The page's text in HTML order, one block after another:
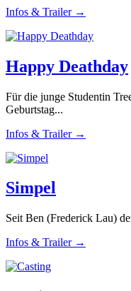
Infos & Trailer →
Happy Deathday
Für die junge Studentin
Geburtstag...
Infos & Trailer →
Simpel
Seit Ben (Frederick Lau)
Infos & Trailer →